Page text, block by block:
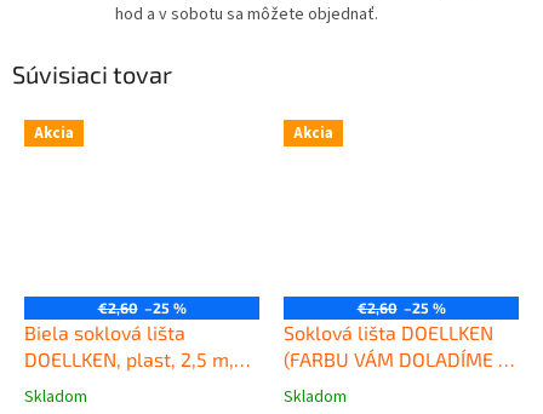
hod a v sobotu sa môžete objednať.
Súvisiaci tovar
Akcia
€2,60 –25 %
Biela soklová lišta
DOELLKEN, plast, 2,5 m,
výška 50 mm
Priemerné
Skladom
Akcia
€2,60 –25 %
Soklová lišta DOELLKEN
(FARBU VÁM DOLADÍME K
PODLAHE), plast, 2,5 m,
Priemerné
Skladom